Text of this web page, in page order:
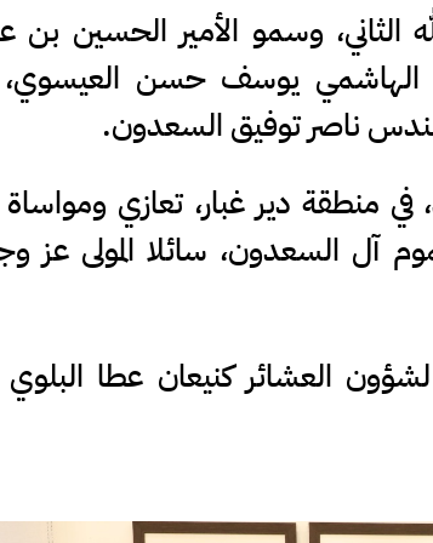
الثاني، وسمو الأمير الحسين بن
الهاشمي يوسف حسن العيسوي،
ناصر توفيق السعدون.
منطقة دير غبار، تعازي
آل السعدون، سائلا المولى عز
العشائر كنيعان عطا البلوي